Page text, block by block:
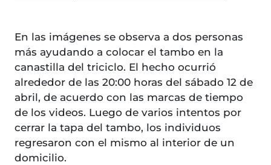
En las imágenes se observa a dos personas
más ayudando a colocar el tambo en la
canastilla del triciclo. El hecho ocurrió
alrededor de las 20:00 horas del sábado 12 de
abril, de acuerdo con las marcas de tiempo
de los videos. Luego de varios intentos por
cerrar la tapa del tambo, los individuos
regresaron con el mismo al interior de un
domicilio.